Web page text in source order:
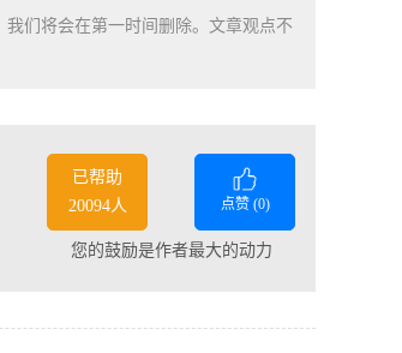
们将会在第一时间删除。文章观点不
已帮助
20094人
点赞 (0)
您的鼓励是作者最大的动力